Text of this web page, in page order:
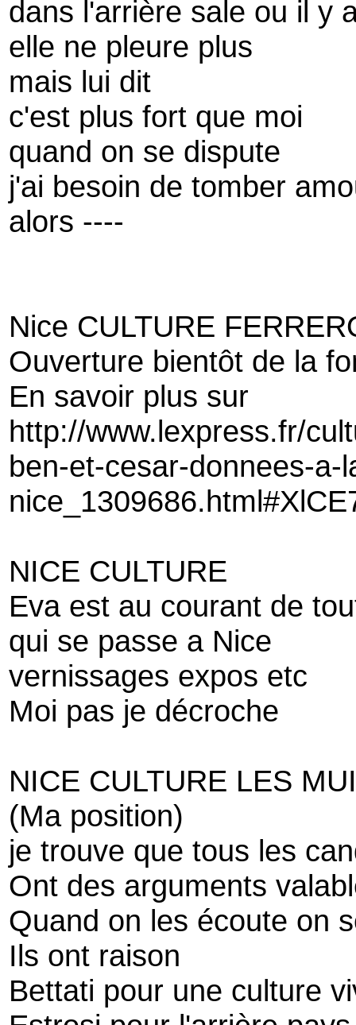
dans l'arrière sale ou il y
elle ne pleure plus
mais lui dit
c'est plus fort que moi
quand on se dispute
j'ai besoin de tomber
alors ----
Nice CULTURE
Ouverture bientôt de la
En savoir plus sur
http://www.lexpress.fr/
ben-et-cesar-donnees-a-
NICE CULTURE
Eva est au courant de
qui se passe a Nice
vernissages expos etc
Moi pas je décroche
NICE CULTURE LES
(Ma position)
je trouve que tous les
Ont des arguments
Quand on les écoute on
Ils ont raison
Bettati pour une culture